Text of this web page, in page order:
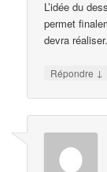
L’idée du
permet
devra
Répondre ↓